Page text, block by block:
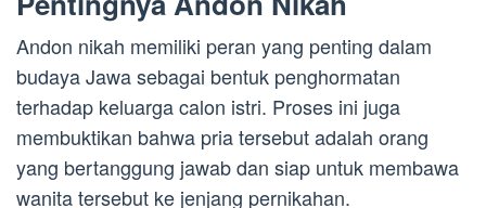
Andon nikah memiliki peran yang penting dalam
budaya Jawa sebagai bentuk penghormatan
terhadap keluarga calon istri. Proses ini juga
membuktikan bahwa pria tersebut adalah orang
yang bertanggung jawab dan siap untuk membawa
wanita tersebut ke jenjang pernikahan.